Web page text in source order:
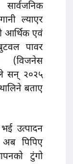
सार्वजनिक
ल्याएर
आर्थिक एवं
पावर
(विजनेस
सन् २०२५
बताए
उत्पादन
पिपिए
टुंगो